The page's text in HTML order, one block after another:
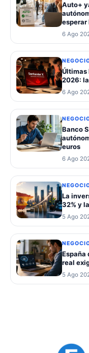
Auto+
esperar
6 Ago
Últimas
2026:
6 Ago
Banco
euros
6 Ago
La
32% y
5 Ago
España
real
5 Ago